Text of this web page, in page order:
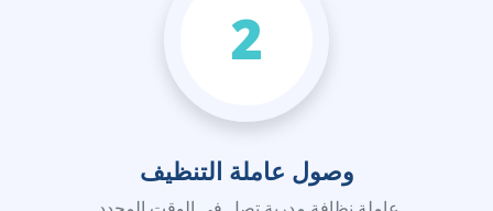
2
وصول عاملة التنظيف